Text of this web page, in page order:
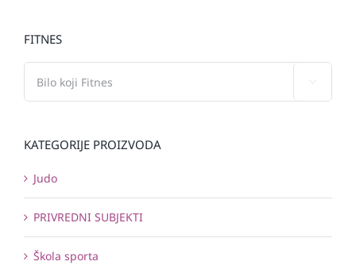
FITNES
KATEGORIJE PROIZVODA
Judo
PRIVREDNI SUBJEKTI
Škola sporta